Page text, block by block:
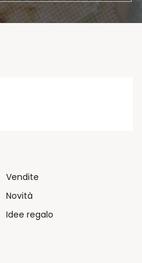
Vendite
Novità
Idee regalo